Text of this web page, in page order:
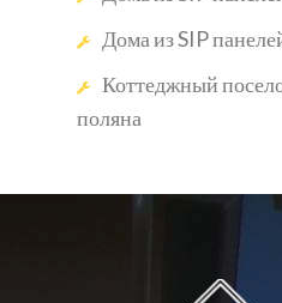
Дома из SIP
Коттеджный
поляна